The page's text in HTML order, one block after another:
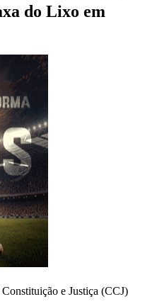
do Lixo em
e Justiça (CCJ)